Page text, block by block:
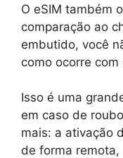
O eSIM também
comparação ao
embutido, você
como ocorre
Isso é uma
em caso de
mais: a ativação
de forma